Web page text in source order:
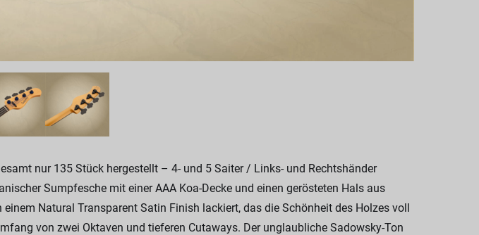
nur 135 Stück hergestellt – 4- und 5 Saiter / Links- und Rechtshänder
Sumpfesche mit einer AAA Koa-Decke und einen gerösteten Hals aus
Natural Transparent Satin Finish lackiert, das die Schönheit des Holzes voll
von zwei Oktaven und tieferen Cutaways. Der unglaubliche Sadowsky-Ton